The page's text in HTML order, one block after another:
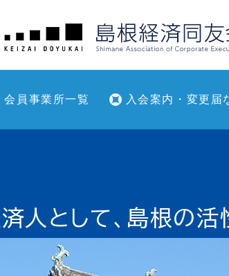
会員事業所一覧 入会案内・変更届
人として、島根の活